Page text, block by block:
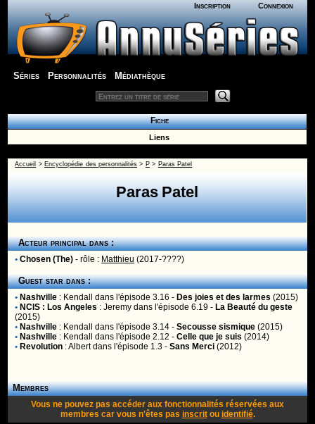
Inscription Connexion
Séries Personnalités Médiathèque
Fiche
Liens
Accueil > Encyclopédie des personnalités > P> Paras Patel
Paras Patel
Acteur principal dans :
• Chosen (The) - rôle : Matthieu (2017-????)
Guest star dans :
• Nashville : Kendall dans l'épisode 3.16 - Des joies et des larmes (2015)
• NCIS : Los Angeles :Jeremy dans l'épisode 6.19 - La Beauté du geste
(2015)
• Nashville : Kendall dans l'épisode 3.14 -Secousse sismique (2015)
• Nashville : Kendall dans l'épisode 2.12 -Celle que je suis (2014)
• Revolution :Albertdans l'épisode 1.3 -Sans Merci (2012)
Membres
Vous ne pouvez pas accéder aux fonctionnalités réservées aux
membres car vous n'êtes pas inscritou identifié.